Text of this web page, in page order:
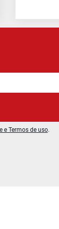
e Termos de uso.